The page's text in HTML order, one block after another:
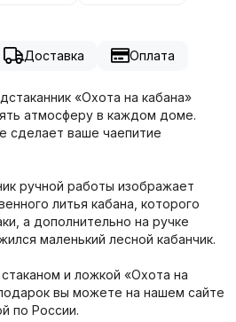
Доставка Оплата
«Охота на кабана»
атмосферу в каждом доме.
сделает ваше чаепитие
ручной работы изображает
литья кабана, которого
а дополнительно на ручке
маленький лесной кабанчик.
и ложкой «Охота на
вы можете на нашем сайте
по России.